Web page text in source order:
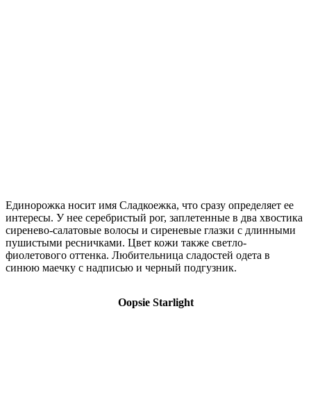
Единорожка носит имя Сладкоежка, что сразу определяет ее
интересы. У нее серебристый рог, заплетенные в два хвостика
сиренево-салатовые волосы и сиреневые глазки с длинными
пушистыми ресничками. Цвет кожи также светло-
фиолетового оттенка. Любительница сладостей одета в
синюю маечку с надписью и черный подгузник.
Oopsie Starlight